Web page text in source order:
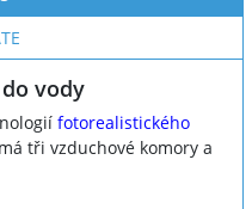
vody
fotorealistického
má tři vzduchové komory a